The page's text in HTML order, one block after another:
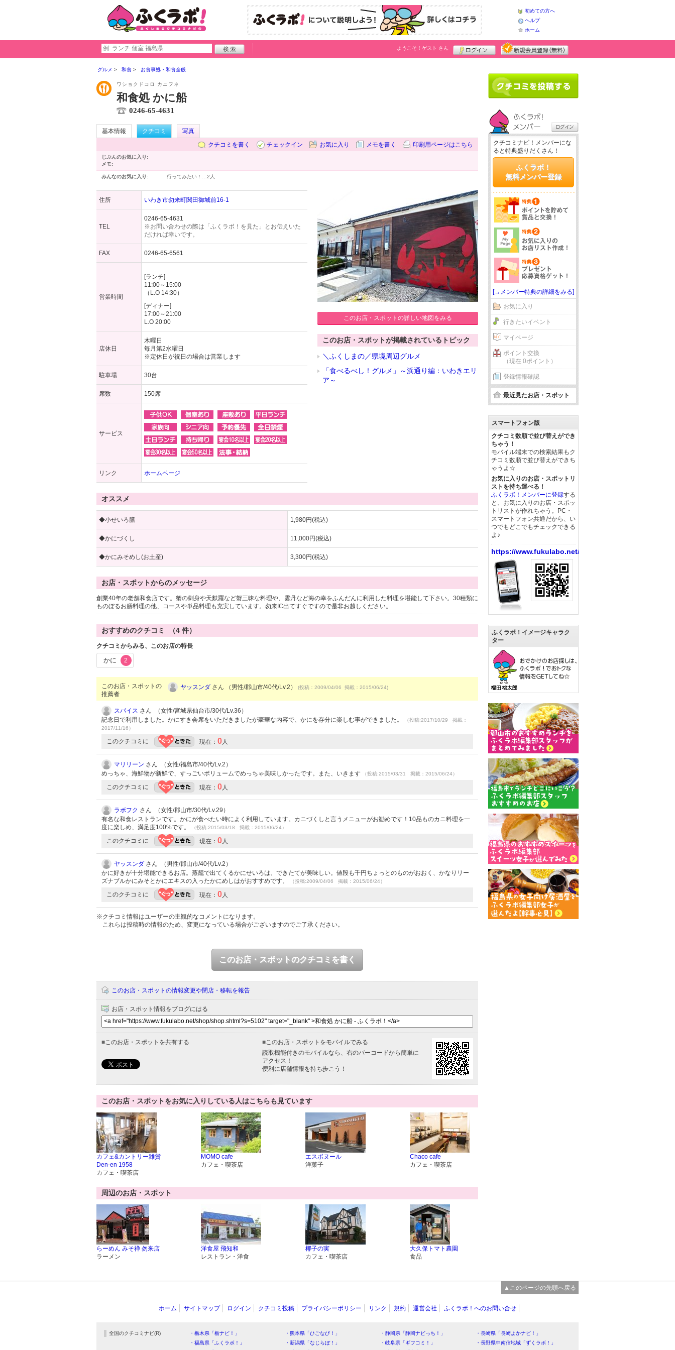
初めての方へ
ヘルプ
ホーム
ようこそ！ ゲスト さん
グルメ 和食 お食事処・和食全般
ワショクドコロ カニフネ
和食処 かに船
0246-65-4631
基本情報 クチコミ
写真
クチコミを書く
チェックイン お気に入り メモを書く 印刷用ページはこちら
じぶんのお気に入り:
メモ:
みんなのお気に入り: 行ってみたい！… 2人
住所 いわき市勿来町関田御城前16-1
TEL
0246-65-4631
※お問い合わせの際は「ふくラボ！を見た」とお伝えいた
だければ幸いです。
FAX 0246-65-6561
営業時間
[ランチ]
11:00～15:00
（L.O 14:30）
[ディナー]
17:00～21:00
L.O 20:00
店休日
木曜日
毎月第2水曜日
※定休日が祝日の場合は営業します
駐車場 30台
席数 150席
サービス
リンク ホームページ
このお店・スポットの詳しい地図をみる
このお店・スポットが掲載されているトピック
＼ふくしまの／県境周辺グルメ
「食べるべし！グルメ」～浜通り編：いわきエリ
ア～
オススメ
◆小せいろ膳 1,980円(税込)
◆かにづくし 11,000円(税込)
◆かにみそめし(お土産) 3,300円(税込)
お店・スポットからのメッセージ
創業40年の老舗和食店です。蟹の刺身や天麩羅など蟹三昧な料理や、雲丹など海の幸をふんだんに利用した料理を堪能して下さい。30種類に
ものぼるお膳料理の他、コースや単品料理も充実しています。勿来IC出てすぐですので是非お越しください。
おすすめのクチコミ （4 件）
クチコミからみる、このお店の特長
かに 2
このお店・スポットの
推薦者
ヤッスンダ さん （男性/郡山市/40代/Lv.2） (投稿：2009/04/06 掲載：2015/06/24)
スパイス さん （女性/宮城県仙台市/30代/Lv.36）
記念日で利用しました。かにすき会席をいただきましたが豪華な内容で、かにを存分に楽しむ事ができました。
（投稿:2017/10/29 掲載：
2017/11/16）
このクチコミに 現在： 0 人
マリリーン さん （女性/福島市/40代/Lv.2）
めっちゃ、海鮮物が新鮮で、すっごいボリュームでめっちゃ美味しかったです。また、いきます
（投稿:2015/03/31 掲載：2015/06/24）
このクチコミに 現在： 0 人
ラボフク さん （女性/郡山市/30代/Lv.29）
有名な和食レストランです。かにが食べたい時によく利用しています。カニづくしと言うメニューがお勧めです！10品ものカニ料理を一
度に楽しめ、満足度100%です。
（投稿:2015/03/18 掲載：2015/06/24）
このクチコミに 現在： 0 人
ヤッスンダ さん （男性/郡山市/40代/Lv.2）
かに好きが十分堪能できるお店。蒸籠で出てくるかにせいろは、できたてが美味しい。値段も千円ちょっとのものがおおく、かなりリー
ズナブルかにみそとかにエキスの入ったかにめしはがおすすめです。
（投稿:2009/04/06 掲載：2015/06/24）
このクチコミに 現在： 0 人
※クチコミ情報はユーザーの主観的なコメントになります。
これらは投稿時の情報のため、変更になっている場合がございますのでご了承ください。
このお店・スポットのクチコミを書く
このお店・スポットの情報変更や閉店・移転を報告
お店・スポット情報をブログにはる
■ このお店・スポットを共有する ■ このお店・スポットをモバイルでみる
読取機能付きのモバイルなら、右のバーコードから簡単に
アクセス！
便利に店舗情報を持ち歩こう！
このお店・スポットをお気に入りしている人はこちらも見ています
カフェ&カントリー雑貨
Den-en 1958
カフェ・喫茶店
MOMO cafe
カフェ・喫茶店
エスボヌール
洋菓子
Chaco cafe
カフェ・喫茶店
周辺のお店・スポット
らーめん みそ禅 勿来店
ラーメン
洋食屋 飛知和
レストラン・洋食
椰子の実
カフェ・喫茶店
大久保トマト農園
食品
クチコミナビ！メンバーにな
ると特典盛りだくさん！
ふくラボ！
無料メンバー登録
[→メンバー特典の詳細をみる]
お気に入り
行きたいイベント
マイページ
ポイント交換
（現在 0ポイント）
登録情報確認
最近見たお店・スポット
スマートフォン版
クチコミ数順で並び替えができ
ちゃう！
モバイル端末での検索結果もク
チコミ数順で並び替えができち
ゃうよ☆
お気に入りのお店・スポットリ
ストを持ち運べる！
ふくラボ！メンバーに登録する
と、お気に入りのお店・スポッ
トリストが作れちゃう。PC・
スマートフォン共通だから、い
つでもどこでもチェックできる
よ♪
https://www.fukulabo.net/
ふくラボ！イメージキャラク
ター
▲このページの先頭へ戻る
ホーム サイトマップ ログイン クチコミ投稿 プライバシーポリシー リンク 規約 運営会社 ふくラボ！へのお問い合せ
全国のクチコミナビ(R) ・栃木県「栃ナビ！」 ・熊本県「ひごなび！」 ・静岡県「静岡ナビっち！」
・長崎県「長崎よかナビ！」
・福島県「ふくラボ！」
・新潟県「なじらぼ！」 ・岐阜県「ギフコミ！」
・長野県中南信地域「ずくラボ！」